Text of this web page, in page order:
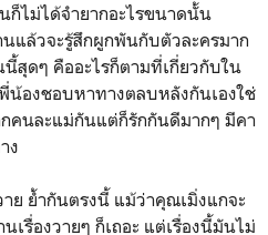
ก็ไม่ได้จำยากอะไรขนาดนั้น
แล้วจะรู้สึกผูกพันกับตัวละครมาก
สุดๆ คืออะไรก็ตามที่เกี่ยวกับใน
น้องชอบหาทางตลบหลังกันเองใช่
คนละแม่กันแต่ก็รักกันดีมากๆ มีคา
ง
ย้ำกันตรงนี้ แม้ว่าคุณเมิ่งแกจะ
เรื่องวายๆ ก็เถอะ แต่เรื่องนี้มันไม่